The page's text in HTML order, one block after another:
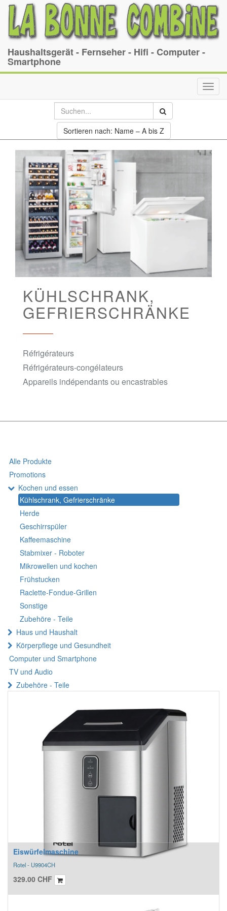
Haushaltsgerät - Fernseher - Hifi - Computer -
Smartphone
Sortieren nach: Name – A bis Z
KÜHLSCHRANK,
GEFRIERSCHRÄNKE
Réfrigérateurs
Réfrigérateurs-congélateurs
Appareils indépendants ou encastrables
Alle Produkte
Promotions
Kochen und essen
Kühlschrank, Gefrierschränke
Herde
Geschirrspüler
Kaffeemaschine
Stabmixer - Roboter
Mikrowellen und kochen
Frühstucken
Raclette-Fondue-Grillen
Sonstige
Zubehöre - Teile
Haus und Haushalt
Körperpflege und Gesundheit
Computer und Smartphone
TV und Audio
Zubehöre - Teile
Eiswürfelmaschine
Rotel - U9904CH
329.00 CHF